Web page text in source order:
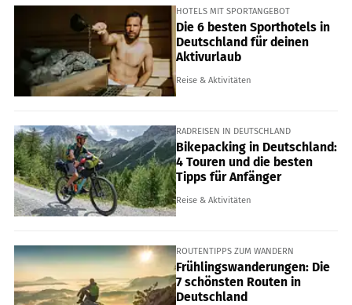
HOTELS MIT SPORTANGEBOT
Die 6 besten Sporthotels in
Deutschland für deinen
Aktivurlaub
Reise & Aktivitäten
RADREISEN IN DEUTSCHLAND
Bikepacking in Deutschland:
4 Touren und die besten
Tipps für Anfänger
Reise & Aktivitäten
ROUTENTIPPS ZUM WANDERN
Frühlingswanderungen: Die
7 schönsten Routen in
Deutschland